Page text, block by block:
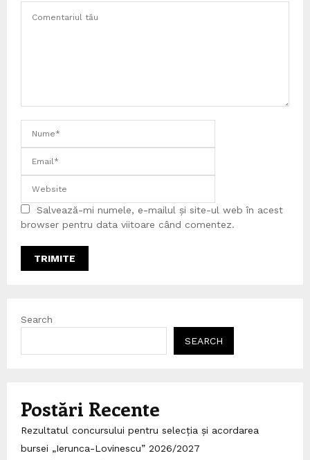
Salvează-mi numele, e-mailul și site-ul web în acest
browser pentru data viitoare când comentez.
Search
SEARCH
Postări Recente
Rezultatul concursului pentru selecția și acordarea
bursei „Ierunca-Lovinescu” 2026/2027